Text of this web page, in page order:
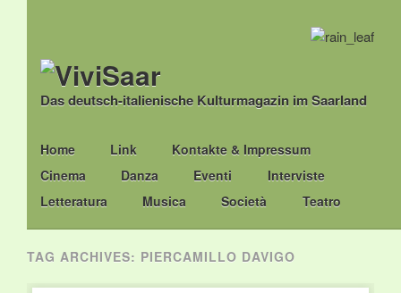
Das deutsch-italienische Kulturmagazin im Saarland
Main menu
Skip
to
content
Home Link
Kontakte & Impressum
Cinema
Danza Eventi
Interviste
Letteratura
Musica Società Teatro
TAG ARCHIVES: PIERCAMILLO DAVIGO